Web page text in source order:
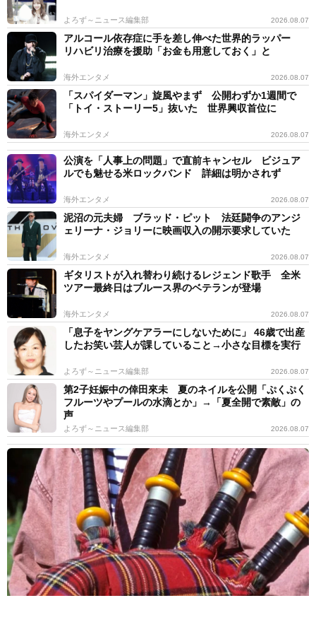
よろず～ニュース編集部 2026.08.07
アルコール依存症に手を差し伸べた世界的ラッパー
リハビリ治療を援助「お金も用意しておく」と
海外エンタメ 2026.08.07
「スパイダーマン」旋風やまず 公開わずか1週間で
「トイ・ストーリー5」抜いた 世界興収首位に
海外エンタメ 2026.08.07
公演を「人事上の問題」で直前キャンセル ビジュア
ルでも魅せる米ロックバンド 詳細は明かされず
海外エンタメ 2026.08.07
泥沼の元夫婦 ブラッド・ピット 法廷闘争のアンジ
ェリーナ・ジョリーに映画収入の開示要求していた
海外エンタメ 2026.08.07
ギタリストが入れ替わり続けるレジェンド歌手 全米
ツアー最終日はブルース界のベテランが登場
海外エンタメ 2026.08.07
「息子をヤングケアラーにしないために」 46歳で出産
したお笑い芸人が課していること→小さな目標を実行
よろず～ニュース編集部 2026.08.07
第2子妊娠中の倖田來未 夏のネイルを公開「ぷくぷく
フルーツやプールの水滴とか」→「夏全開で素敵」の
声
よろず～ニュース編集部 2026.08.07